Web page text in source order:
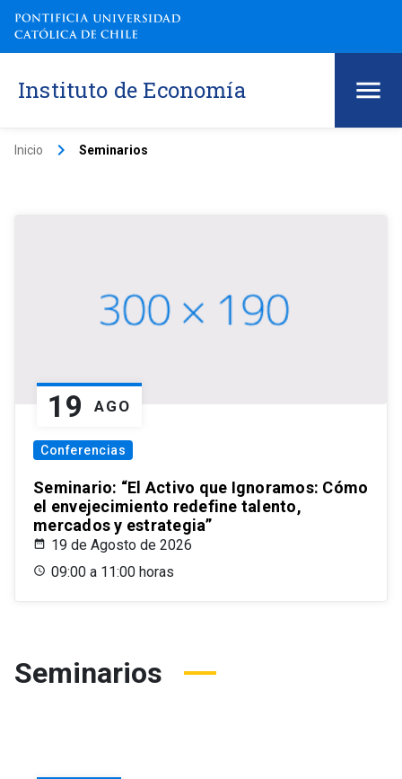
Instituto de Economía
Inicio keyboard_arrow_right Seminarios
19 AGO
Conferencias
Seminario: “El Activo que Ignoramos: Cómo
el envejecimiento redefine talento,
mercados y estrategia”
19 de Agosto de 2026
09:00 a 11:00 horas
Seminarios